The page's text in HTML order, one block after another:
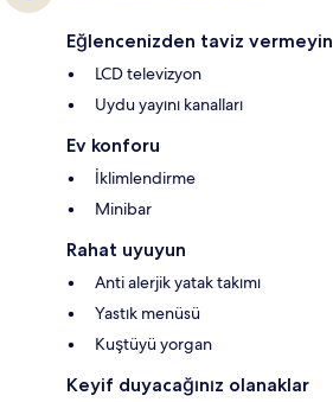
Eğlencenizden taviz vermeyin
LCD televizyon
Uydu yayını kanalları
Ev konforu
İklimlendirme
Minibar
Rahat uyuyun
Anti alerjik yatak takımı
Yastık menüsü
Kuştüyü yorgan
Keyif duyacağınız olanaklar